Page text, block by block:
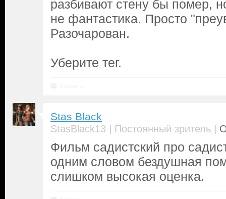
разбивают стену бы помер,
не фантастика. Просто
Разочарован.
Уберите тег.
Stas Black
StasBlack13 | Постоянный зритель |
Фильм садистский про
одним словом бездушная
слишком высокая оценка.